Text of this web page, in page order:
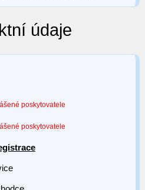
údaje
poskytovatele
poskytovatele